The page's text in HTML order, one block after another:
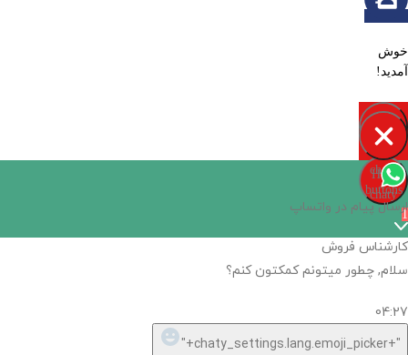
خوش
آمدید!
Open
chaty
chaty
buttons
1
Hide
chaty
ارسال پیام در واتساپ
کارشناس فروش
سلام, چطور میتونم کمکتون کنم؟
04:27
"+chaty_settings.lang.emoji_picker+"